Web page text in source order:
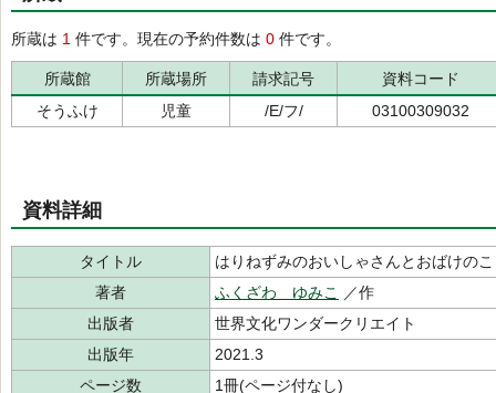
所蔵は 1 件です。現在の予約件数は 0 件です。
所蔵館 所蔵場所 請求記号
資料コード
そうふけ
児童 /E/フ/ 03100309032
資料詳細
タイトル
はりねずみのおいしゃさんとおばけのこ
著者
ふくざわ ゆみこ
／作
出版者
世界文化ワンダークリエイト
出版年
2021.3
ページ数
1冊(ページ付なし)